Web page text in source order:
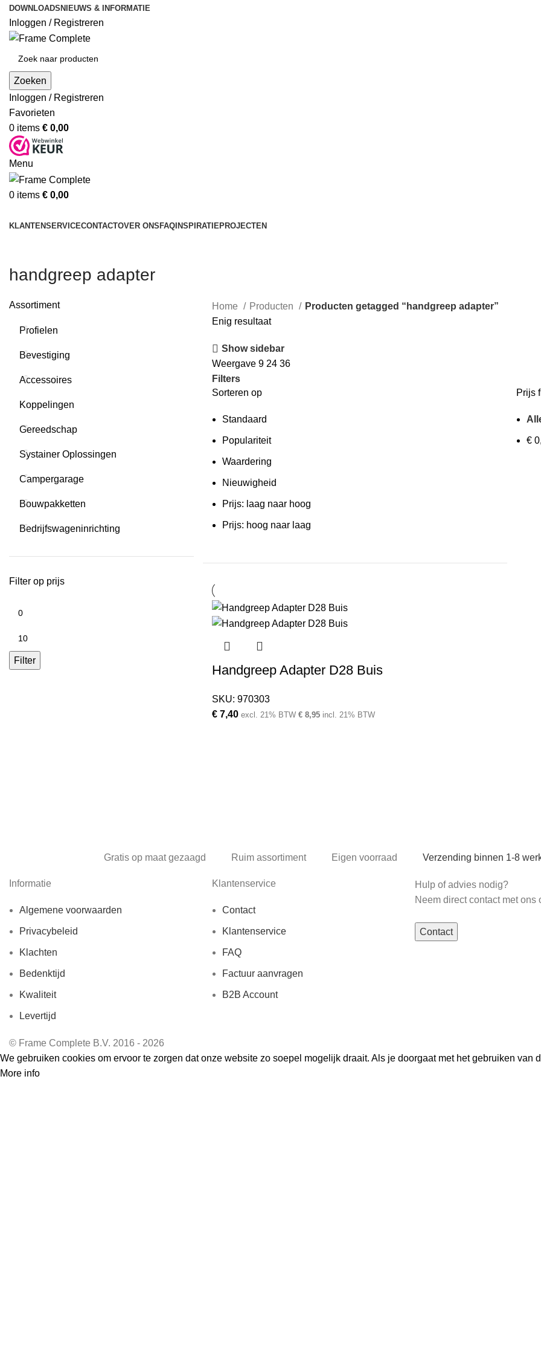
DOWNLOADS NIEUWS & INFORMATIE
Inloggen / Registreren
Zoeken
Inloggen / Registreren
Favorieten
0 items € 0,00
Menu
0 items € 0,00
KLANTENSERVICECONTACTOVER ONSFAQINSPIRATIEPROJECTEN
handgreep adapter
Assortiment
Profielen
Bevestiging
Accessoires
Koppelingen
Gereedschap
Systainer Oplossingen
Campergarage
Bouwpakketten
Bedrijfswageninrichting
Filter op prijs
Filter
Home Producten
Producten getagged “handgreep adapter”
Enig resultaat
Show sidebar
Weergave 9 24 36
Filters
Sorteren op
Standaard
Populariteit
Waardering
Nieuwigheid
Prijs: laag naar hoog
Prijs: hoog naar laag
Prijs
€
Handgreep Adapter D28 Buis
SKU: 970303
€ 7,40 excl. 21% BTW € 8,95 incl. 21% BTW
Gratis op maat gezaagd Ruim assortiment Eigen voorraad Verzending binnen 1-8
Informatie
Algemene voorwaarden
Privacybeleid
Klachten
Bedenktijd
Kwaliteit
Levertijd
Klantenservice
Contact
Klantenservice
FAQ
Factuur aanvragen
B2B Account
Hulp of advies nodig?
Neem direct contact met ons
Contact
© Frame Complete B.V. 2016 - 2026
We gebruiken cookies om ervoor te zorgen dat onze website zo soepel mogelijk draait. Als je doorgaat met het gebruiken van
More info